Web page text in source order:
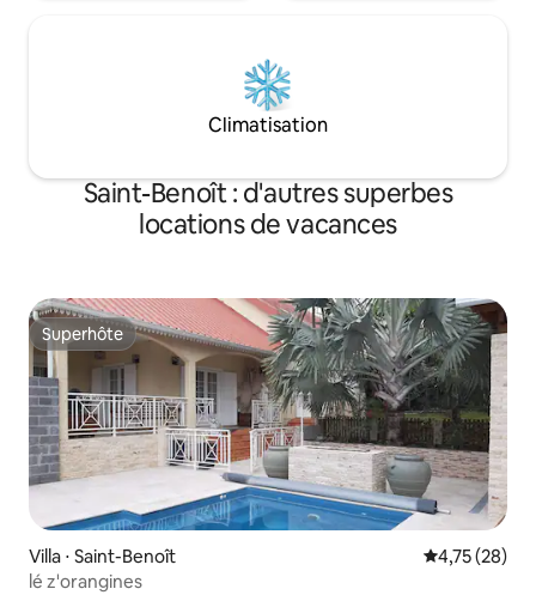
Climatisation
Saint-Benoît : d'autres superbes
locations de vacances
Superhôte
Superhôte
Villa ⋅ Saint-Benoît Évaluation
4,75 (28)
lé z'orangines